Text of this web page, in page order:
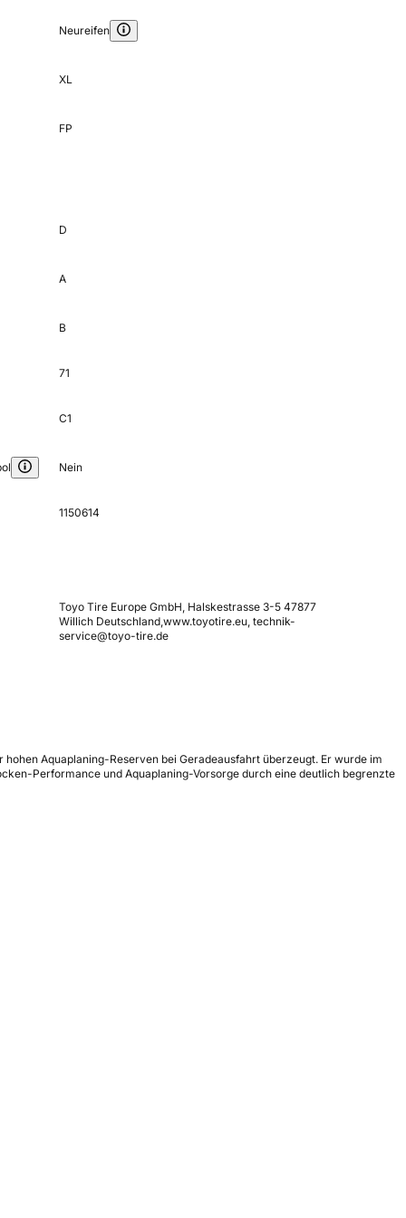
Neureifen
XL
FP
D
A
B
71
C1
Nein
1150614
Toyo Tire Europe GmbH, Halskestrasse 3-5 47877
Willich Deutschland,www.toyotire.eu, technik-
service@toyo-tire.de
Aquaplaning-Reserven bei Geradeausfahrt überzeugt. Er wurde im
Performance und Aquaplaning-Vorsorge durch eine deutlich begrenzte